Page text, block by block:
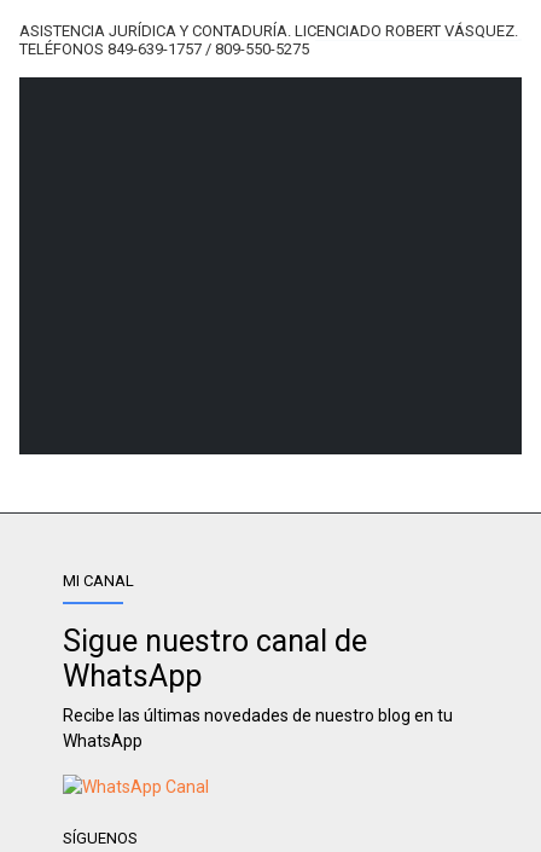
ASISTENCIA JURÍDICA Y CONTADURÍA. LICENCIADO ROBERT VÁSQUEZ.
TELÉFONOS 849-639-1757 / 809-550-5275
MI CANAL
Sigue nuestro canal de
WhatsApp
Recibe las últimas novedades de nuestro blog en tu
WhatsApp
SÍGUENOS